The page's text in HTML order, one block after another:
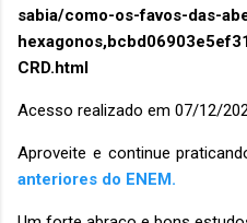
sabia/como-os-favos-das-
CRD.html
Acesso realizado em 07/12/
Aproveite e continue
anteriores do ENEM.